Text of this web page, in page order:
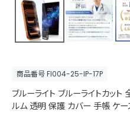
商品番号FI004-25-IP-17P
ブルーライト ブルーライトカッ
ルム 透明 保護 カバー 手帳 ケ